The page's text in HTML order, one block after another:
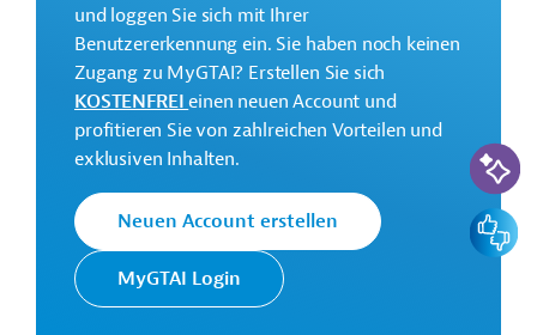
Geberbeitrag:
0,8 Millionen US-Dollar (Zuschuss)
Kontaktadresse
Interamerikanische
Die IDB ist die wichtigste
multilaterale
und loggen Sie sich mit Ihrer
Benutzererkennung ein. Sie haben noch keinen
Zugang zu MyGTAI? Erstellen Sie sich
KOSTENFREIeinen neuen Account und
profitieren Sie von zahlreichen Vorteilen und
exklusiven Inhalten.
Neuen Account erstellen
MyGTAI Login
KI-